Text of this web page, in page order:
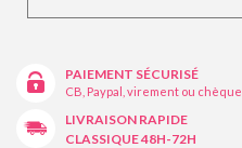
PAIEMENT SÉCURISÉ
CB, Paypal, virement ou chèque
LIVRAISON RAPIDE
CLASSIQUE 48H-72H